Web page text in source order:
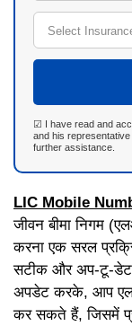
Select
☑ I have read and
and his
further assistance.
LIC Mobile
जीवन बीमा निगम
करना एक सरल
सटीक और अप-टू-डेट
अपडेट करके, आप
कर सकते हैं, जिसमें